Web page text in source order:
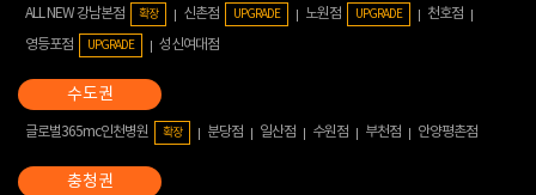
ALL NEW 강남본점 확장 신촌점 UPGRADE 노원점 UPGRADE
천호점
영등포점
UPGRADE 성신여대점
글로벌365mc인천병원 확장 분당점 일산점 수원점 부천점 안양평촌점